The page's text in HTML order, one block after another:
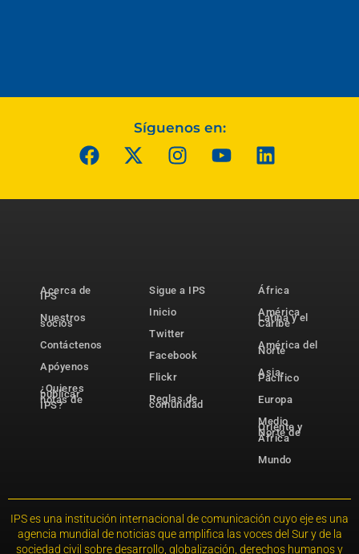
Síguenos en:
Acerca de
IPS
Nuestros
socios
Contáctenos
Apóyenos
¿Quieres
publicar
notas de
IPS?
Sigue a IPS
Inicio
Twitter
Facebook
Flickr
Reglas de
comunidad
África
América
Latina y el
Caribe
América del
Norte
Asia-
Pacífico
Europa
Medio
Oriente y
Norte de
África
Mundo
IPS es una institución internacional de comunicación cuyo eje es una
agencia mundial de noticias que amplifica las voces del Sur y de la
sociedad civil sobre desarrollo, globalización, derechos humanos y